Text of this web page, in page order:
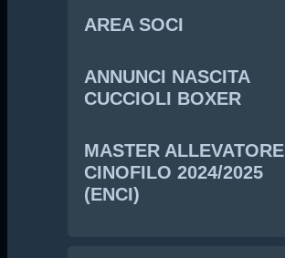
AREA SOCI
ANNUNCI NASCITA
CUCCIOLI BOXER
MASTER ALLEVATORE
CINOFILO 2024/2025
(ENCI)